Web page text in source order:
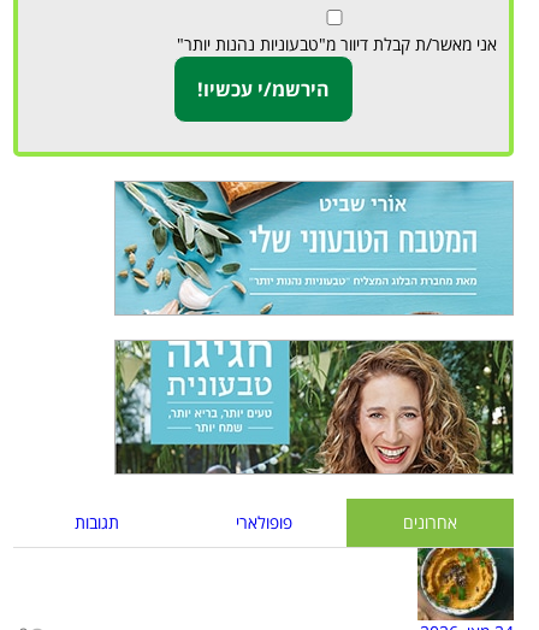
אני מאשר/ת קבלת דיוור מ"טבעוניות נהנות יותר"
אחרונים פופולארי תגובות